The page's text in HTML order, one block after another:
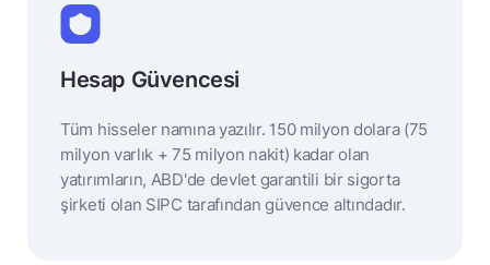
Hesap Güvencesi
Tüm hisseler namına yazılır. 150 milyon dolara (75
milyon varlık + 75 milyon nakit) kadar olan
yatırımların, ABD'de devlet garantili bir sigorta
şirketi olan SIPC tarafından güvence altındadır.